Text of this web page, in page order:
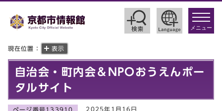
toggle
メニュー
現在位置： 表示
自治会・町内会＆NPOおうえんポー
タルサイト
ページ番号133910 2025年1月16日